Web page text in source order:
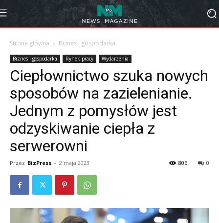
Strona główna Biznes i gospodarka
Biznes i gospodarka Rynek pracy Wydarzenia
Ciepłownictwo szuka nowych
sposobów na zazielenianie.
Jednym z pomysłów jest
odzyskiwanie ciepła z
serwerowni
Przez BizPress - 2 maja 2023 0
806